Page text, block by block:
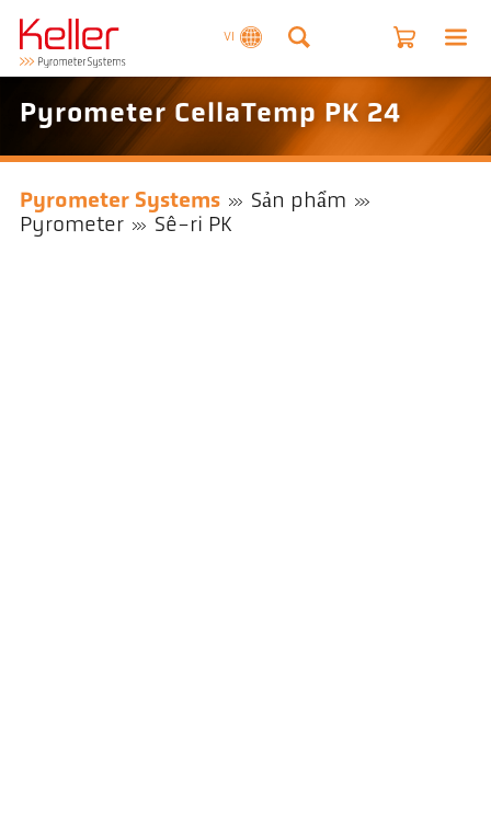
VI
Pyrometer CellaTemp PK 24
Pyrometer Systems
Sản phẩm
Pyrometer
Sê-ri PK